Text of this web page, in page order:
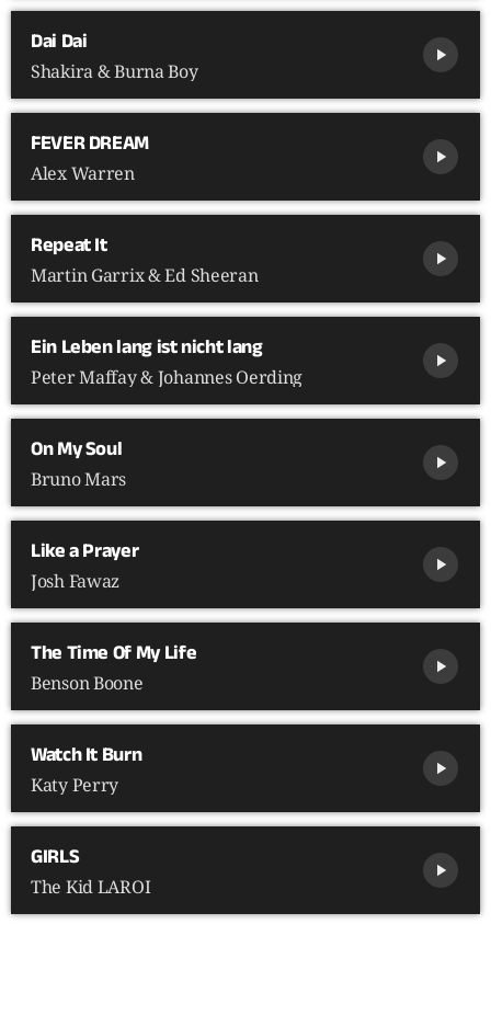
Dai Dai
Shakira & Burna Boy
play_arrow
FEVER DREAM
Alex Warren
play_arrow
Repeat It
Martin Garrix & Ed Sheeran
play_arrow
Ein Leben lang ist nicht lang
Peter Maffay & Johannes Oerding
play_arrow
On My Soul
Bruno Mars
play_arrow
Like a Prayer
Josh Fawaz
play_arrow
The Time Of My Life
Benson Boone
play_arrow
Watch It Burn
Katy Perry
play_arrow
GIRLS
The Kid LAROI
play_arrow